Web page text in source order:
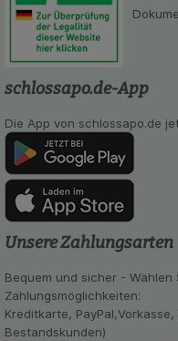
schlossapo.de-App
Die App von schlossapo.de
Unsere Zahlungsarten
Bequem und sicher -
Zahlungsmöglichkeiten:
Kreditkarte,
Bestandskunden)